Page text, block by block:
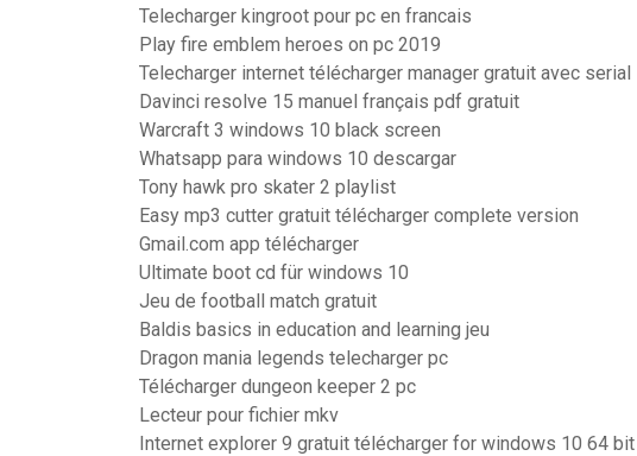
Telecharger kingroot pour pc en francais
Play fire emblem heroes on pc 2019
Telecharger internet télécharger manager gratuit avec serial
Davinci resolve 15 manuel français pdf gratuit
Warcraft 3 windows 10 black screen
Whatsapp para windows 10 descargar
Tony hawk pro skater 2 playlist
Easy mp3 cutter gratuit télécharger complete version
Gmail.com app télécharger
Ultimate boot cd für windows 10
Jeu de football match gratuit
Baldis basics in education and learning jeu
Dragon mania legends telecharger pc
Télécharger dungeon keeper 2 pc
Lecteur pour fichier mkv
Internet explorer 9 gratuit télécharger for windows 10 64 bit